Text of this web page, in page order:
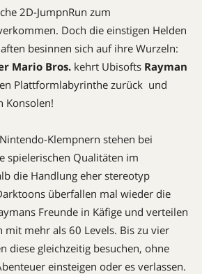
2D-JumpnRun zum
Doch die einstigen Helden
besinnen sich auf ihre Wurzeln:
Mario Bros. kehrt Ubisofts Rayman
Plattformlabyrinthe zurück  und
Konsolen!
Klempnern stehen bei
spielerischen Qualitäten im
die Handlung eher stereotyp
überfallen mal wieder die
Freunde in Käfige und verteilen
mit mehr als 60 Levels. Bis zu vier
diese gleichzeitig besuchen, ohne
einsteigen oder es verlassen.